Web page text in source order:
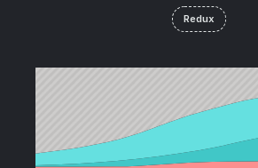
Redux